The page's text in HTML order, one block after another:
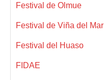
Festival de Olmue
Festival de Viña del Mar
Festival del Huaso
FIDAE